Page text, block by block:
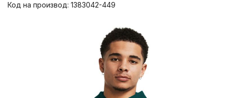
Код на производ: 1383042-449